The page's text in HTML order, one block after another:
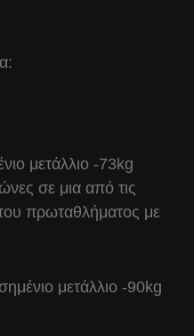
μετάλλιο -73kg
σε μια από τις
πρωταθλήματος με
μετάλλιο -90kg